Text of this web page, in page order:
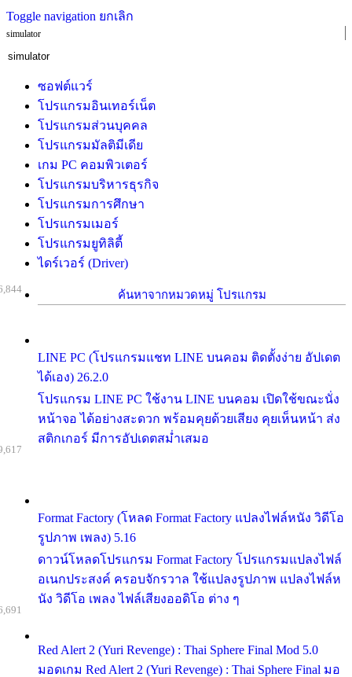
Toggle navigation ยกเลิก
simulator
ซอฟต์แวร์
โปรแกรมอินเทอร์เน็ต
โปรแกรมส่วนบุคคล
โปรแกรมมัลติมีเดีย
เกม PC คอมพิวเตอร์
โปรแกรมบริหารธุรกิจ
โปรแกรมการศึกษา
โปรแกรมเมอร์
โปรแกรมยูทิลิตี้
ไดร์เวอร์ (Driver)
ค้นหาจากหมวดหมู่ โปรแกรม
LINE PC (โปรแกรมแชท LINE บนคอม ติดตั้งง่าย อัปเดต
ได้เอง) 26.2.0
โปรแกรม LINE PC ใช้งาน LINE บนคอม เปิดใช้ขณะนั่ง
หน้าจอ ได้อย่างสะดวก พร้อมคุยด้วยเสียง คุยเห็นหน้า ส่ง
สติกเกอร์ มีการอัปเดตสม่ำเสมอ
Format Factory (โหลด Format Factory แปลงไฟล์หนัง วิดีโอ
รูปภาพ เพลง) 5.16
ดาวน์โหลดโปรแกรม Format Factory โปรแกรมแปลงไฟล์
อเนกประสงค์ ครอบจักรวาล ใช้แปลงรูปภาพ แปลงไฟล์ห
นัง วิดีโอ เพลง ไฟล์เสียงออดิโอ ต่าง ๆ
Red Alert 2 (Yuri Revenge) : Thai Sphere Final Mod 5.0
มอดเกม Red Alert 2 (Yuri Revenge) : Thai Sphere Final มอ